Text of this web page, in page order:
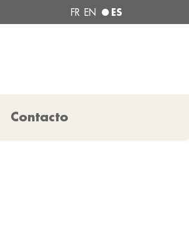
FR EN ES
Contacto